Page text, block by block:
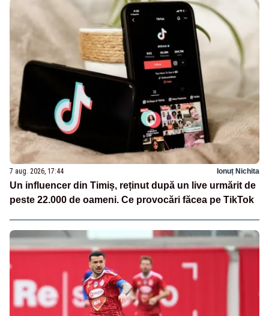
7 aug. 2026, 17:44 Ionuț Nichita
Un influencer din Timiș, reținut după un live urmărit de
peste 22.000 de oameni. Ce provocări făcea pe TikTok